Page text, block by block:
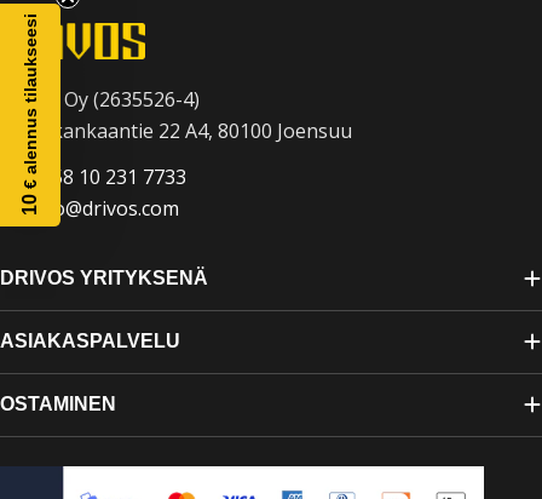
a
:
Drivos Oy (2635526-4)
Raatekankaantie 22 A4, 80100 Joensuu
+358 10 231 7733
info@drivos.com
DRIVOS YRITYKSENÄ
ASIAKASPALVELU
OSTAMINEN
10
€ alennus tilaukseesi